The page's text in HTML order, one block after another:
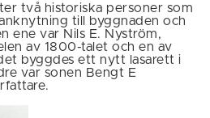
två historiska personer som
till byggnaden och
ene var Nils E. Nyström,
av 1800-talet och en av
byggdes ett nytt lasarett i
var sonen Bengt E